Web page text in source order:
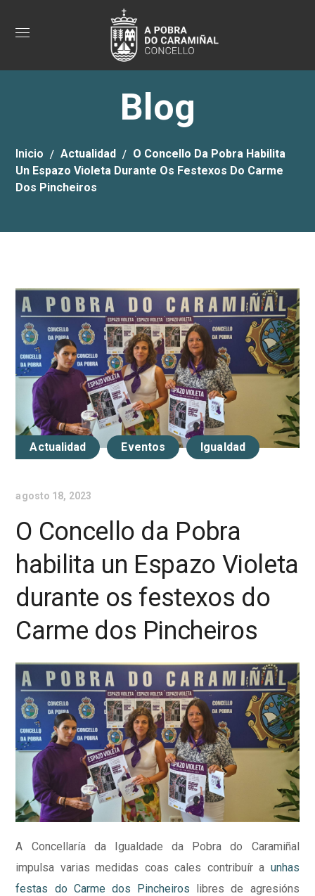
Blog
Inicio Actualidad
O Concello Da Pobra Habilita
Un Espazo Violeta Durante Os Festexos Do Carme
Dos Pincheiros
Actualidad Eventos Igualdad
agosto 18, 2023
O Concello da Pobra
habilita un Espazo Violeta
durante os festexos do
Carme dos Pincheiros
A Concellaría da Igualdade da Pobra do Caramiñal
impulsa varias medidas coas cales contribuír a unhas
festas do Carme dos Pincheiros libres de agresións